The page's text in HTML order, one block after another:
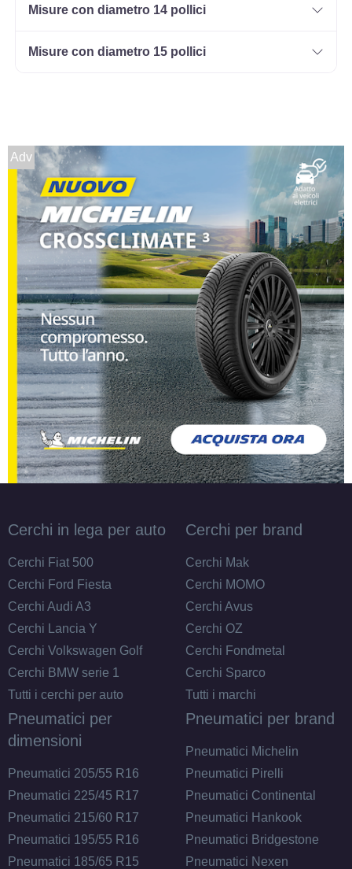
135/80 R13 70T SBL
145/70 R13 71T
Disponibile
145/80 R13 75T
Disponibile
145/70 R13 71T
Disponibile
145/80 R13 75T
Disponibile
135/80 R13 70T
Misure con diametro 14 pollici
Misure con diametro 15 pollici
Adv
Cerchi in lega per auto
Cerchi Fiat 500
Cerchi Ford Fiesta
Cerchi Audi A3
Cerchi Lancia Y
Cerchi Volkswagen Golf
Cerchi BMW serie 1
Tutti i cerchi per auto
Cerchi per brand
Cerchi Mak
Cerchi MOMO
Cerchi Avus
Cerchi OZ
Cerchi Fondmetal
Cerchi Sparco
Tutti i marchi
Pneumatici per
dimensioni
Pneumatici 205/55 R16
Pneumatici 225/45 R17
Pneumatici 215/60 R17
Pneumatici 195/55 R16
Pneumatici 185/65 R15
Pneumatici per brand
Pneumatici Michelin
Pneumatici Pirelli
Pneumatici Continental
Pneumatici Hankook
Pneumatici Bridgestone
Pneumatici Nexen